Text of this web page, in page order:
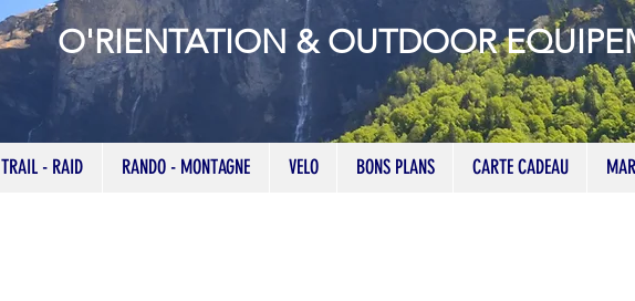
O'RIENTATION & OUTDOOR
TRAIL - RAID RANDO - MONTAGNE VELO BONS PLANS CARTE CADEAU